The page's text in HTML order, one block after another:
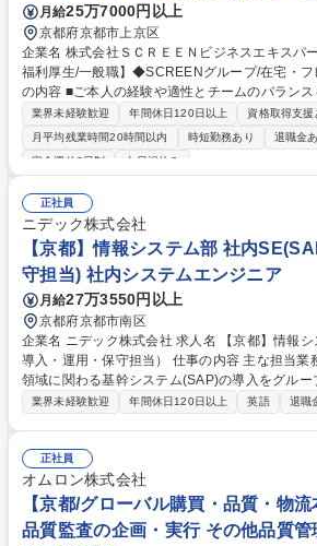
月給25万7000円以上
京都府京都市上京区
企業名 株式会社ＳＣＲＥＥＮビジネスエキスパート 求人名 【人事労
福利厚生/一般職】◆SCREENグループ/在宅・フレ
の内容 ■ご本人の経験や適性とチームのバラン
ご担当業務を決定いたします。☆在宅でも仕事が
り、オンラインのコミュニケーションツール等も
です。 【福利厚生部】通勤交通費処理、立替経費精算、寮社宅管理、勤怠
り組みも期待します！ 【人事業務部】給与・賞
入退社手続き、海外赴任手続き等の業務 ※DX化
向上にもチャレンジいただけます！ ☆メンバー
さらなる向上と働きやすい環境の整備を目指します。 募集職種
務・福利厚生/一般職】◆SCREENグループ/在宅
業界未経験歓迎 年間休日120日以上
資格取得支援
月平均残業時間20時間以内
時短勤務あり 退職金
完全週休2日制
土日祝休み
正社員
ニデック株式会社
【京都】情報システム部 社内
守担当) 社内システムエンジニア
月給27万3550円以上
京都府京都市南区
企業名 ニデック株式会社 求人名 【京都】情報システム部 社内SE（SAP
導入・運用・保守担当） 仕事の内容 主な担当業務は、生産・販売・会計
領域に関わる基幹システム(SAP)の導入をグルー
るための導入プロジェクトチームに参画し、導
SE（SAP導入・運用・保守担当）
業界未経験歓迎 年間休日120日以上 英語 退職
正社員
オムロン株式会社
【京都/グローバル購買・品質・物
品質監査の企画・実行 その他品質